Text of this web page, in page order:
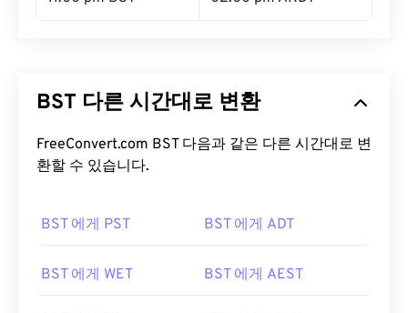
BST 다른 시간대로 변환
FreeConvert.com BST 다음과 같은 다른 시간대로 변
환할 수 있습니다.
BST 에게 PST BST 에게 ADT
BST 에게 WET BST 에게 AEST